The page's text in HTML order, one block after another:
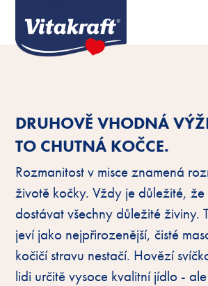
DRUHOVĚ VHODNÁ
TO CHUTNÁ KOČCE.
Rozmanitost v misce znamená
životě kočky. Vždy je důležité, že
dostávat všechny důležité živiny.
jeví jako nejpřirozenější, čisté
kočičí stravu nestačí. Hovězí
lidi určitě vysoce kvalitní jídlo -